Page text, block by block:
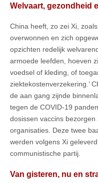
Welvaart, gezondheid
China heeft, zo zei Xi,
overwonnen en zich
opzichten redelijk
armoede leefden, hoeven
voedsel of kleding, of
ziektekostenverzekering.’
de aan gang zijnde
tegen de COVID-19
dosissen vaccins
organisaties. Deze twee
werden volgens Xi
communistische partij.
Van gisteren, nu en